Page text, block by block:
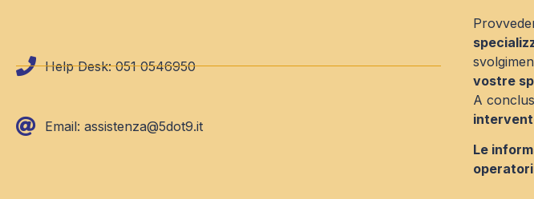
Help Desk: 051 0546950
Email: assistenza@5dot9.it
vostre
A
Le